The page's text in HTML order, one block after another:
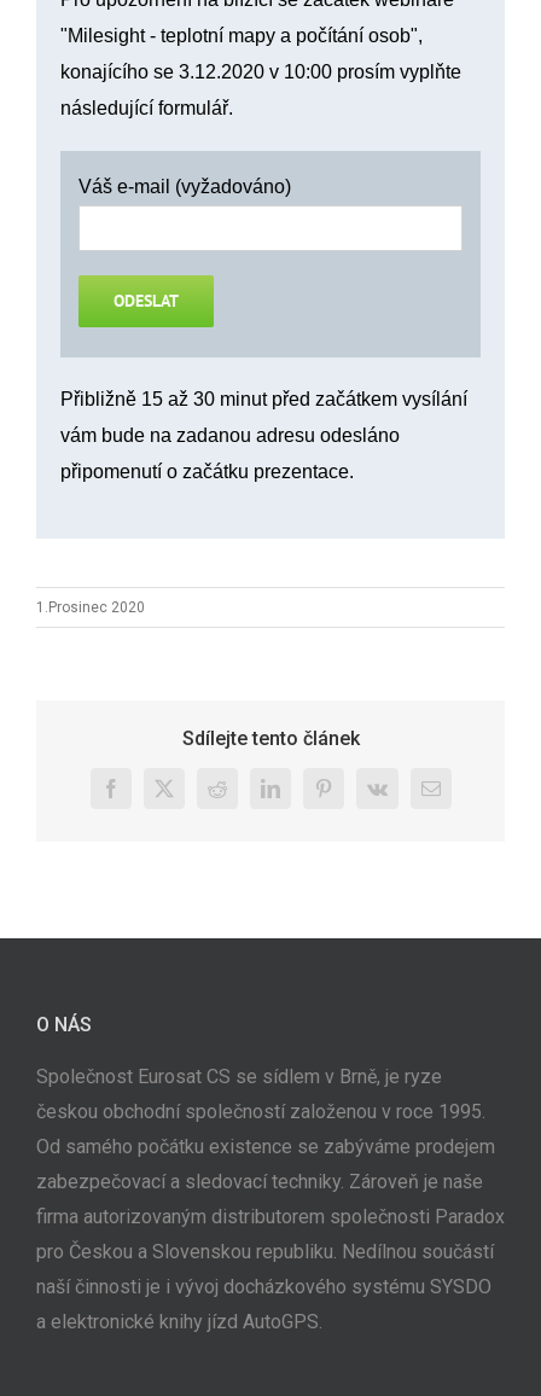
"Milesight - teplotní mapy a počítání osob",
konajícího se 3.12.2020 v 10:00 prosím vyplňte
následující formulář.
Váš e-mail (vyžadováno)
Přibližně 15 až 30 minut před začátkem vysílání
vám bude na zadanou adresu odesláno
připomenutí o začátku prezentace.
1.Prosinec 2020
Sdílejte tento článek
Facebook
X RedditLinkedInPinterest
Vk
E-
O NÁS
Společnost Eurosat CS se sídlem v Brně, je ryze
českou obchodní společností založenou v roce 1995.
Od samého počátku existence se zabýváme prodejem
zabezpečovací a sledovací techniky. Zároveň je naše
firma autorizovaným distributorem společnosti Paradox
pro Českou a Slovenskou republiku. Nedílnou součástí
naší činnosti je i vývoj docházkového systému SYSDO
a elektronické knihy jízd AutoGPS.